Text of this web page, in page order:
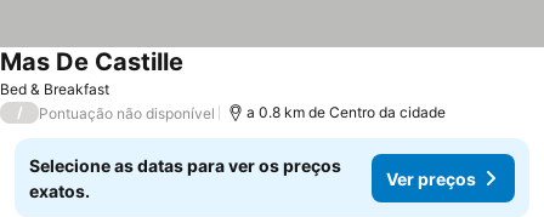
Bed & Breakfast
Mas De Castille
/ Pontuação não disponível a 0.8 km de Centro da cidade
Selecione as datas para ver os preços
exatos.
Ver preços